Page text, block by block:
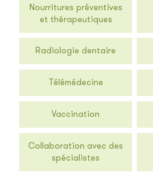
Nourritures préventives
et thérapeutiques
Radiologie dentaire
Télémédecine
Vaccination
Collaboration avec des
spécialistes